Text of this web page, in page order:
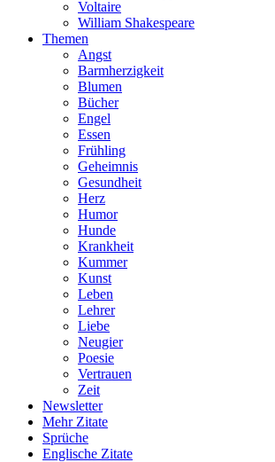
Voltaire
William Shakespeare
Themen
Angst
Barmherzigkeit
Blumen
Bücher
Engel
Essen
Frühling
Geheimnis
Gesundheit
Herz
Humor
Hunde
Krankheit
Kummer
Kunst
Leben
Lehrer
Liebe
Neugier
Poesie
Vertrauen
Zeit
Newsletter
Mehr Zitate
Sprüche
Englische Zitate